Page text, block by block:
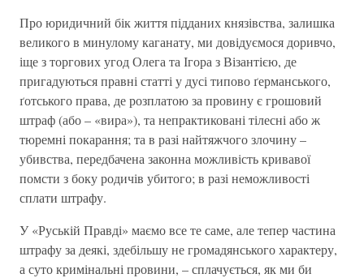
Про юридичний бік життя підданих князівства, залишка
великого в минулому каганату, ми довідуємося доривчо,
іще з торгових угод Олега та Ігора з Візантією, де
пригадуються правні статті у дусі типово ґерманського,
ґотського права, де розплатою за провину є грошовий
штраф (або – «вира»), та непрактиковані тілесні або ж
тюремні покарання; та в разі найтяжчого злочину –
убивства, передбачена законна можливість кривавої
помсти з боку родичів убитого; в разі неможливості
сплати штрафу.
У «Руській Правді» маємо все те саме, але тепер частина
штрафу за деякі, здебільшу не громадянського характеру,
а суто кримінальні провини, – сплачується, як ми би